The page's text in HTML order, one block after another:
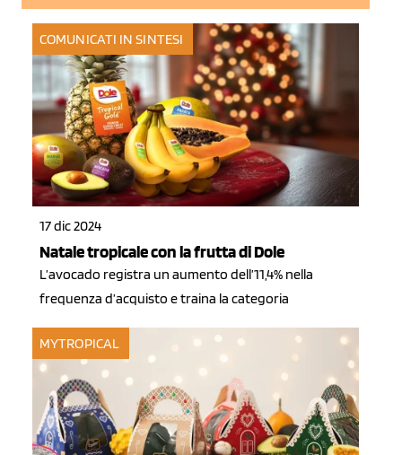
COMUNICATI IN SINTESI
17 dic 2024
Natale tropicale con la frutta di Dole
L’avocado registra un aumento dell’11,4% nella
frequenza d’acquisto e traina la categoria
MYTROPICAL